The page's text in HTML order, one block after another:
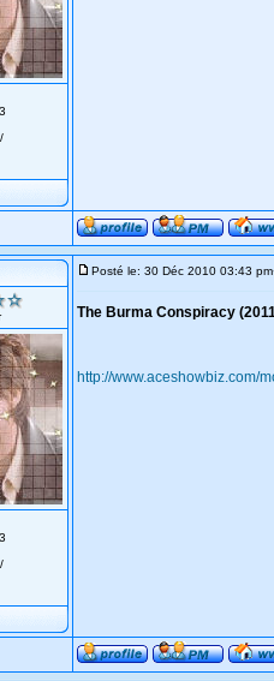
Posté le: 30 Déc 2010 03:43 pm
The Burma Conspiracy
http://www.aceshowbiz.com/